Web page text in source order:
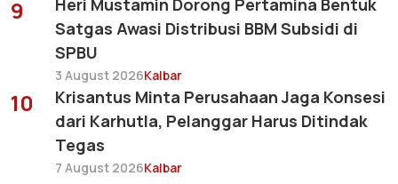
9
Heri Mustamin Dorong Pertamina Bentuk
Satgas Awasi Distribusi BBM Subsidi di
SPBU
3 August 2026Kalbar
10
Krisantus Minta Perusahaan Jaga Konsesi
dari Karhutla, Pelanggar Harus Ditindak
Tegas
7 August 2026Kalbar